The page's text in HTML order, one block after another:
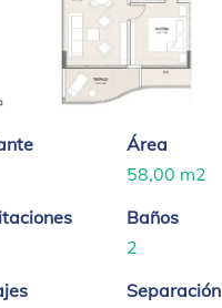
Área
58,00 m2
Baños
2
Separación